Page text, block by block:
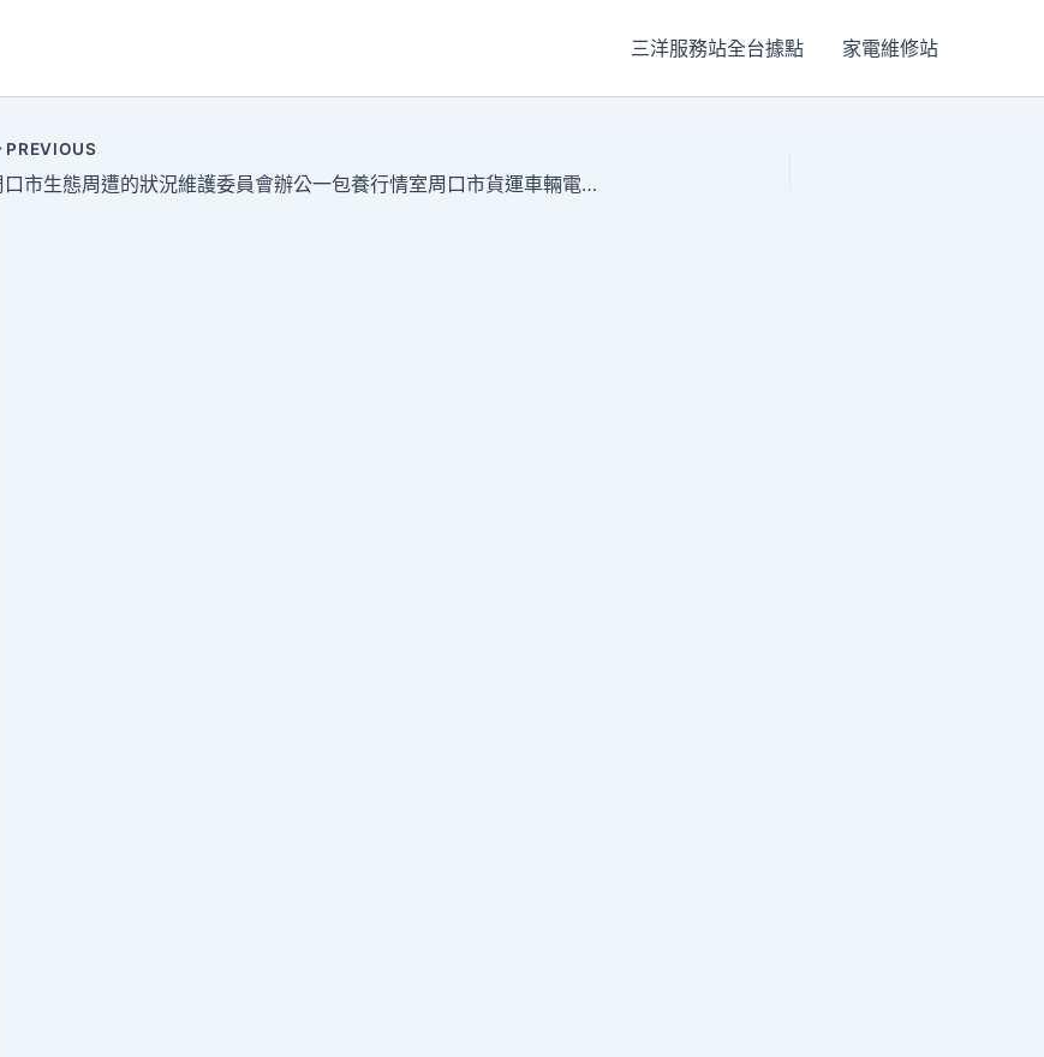
三洋服務站全台據點 家電維修站
PREVIOUS
周口市生態周遭的狀況維護委員會辦公一包養行情室周口市貨運車輛電子通行證治理項目-公然投標二次通知佈告-年夜河網